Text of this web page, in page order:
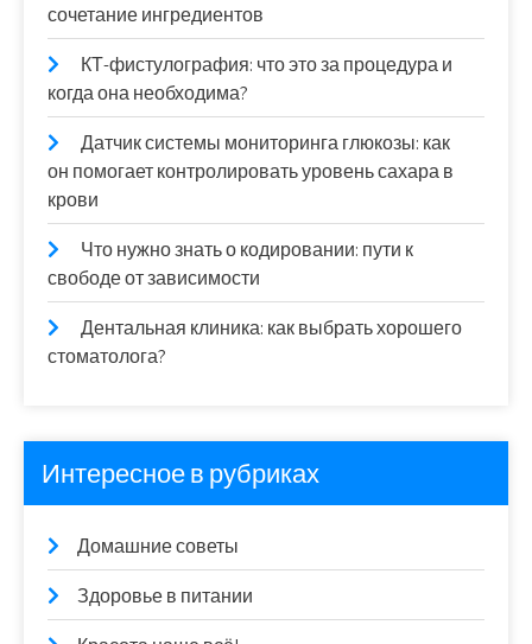
сочетание ингредиентов
КТ-фистулография: что это за процедура и
когда она необходима?
Датчик системы мониторинга глюкозы: как
он помогает контролировать уровень сахара в
крови
Что нужно знать о кодировании: пути к
свободе от зависимости
Дентальная клиника: как выбрать хорошего
стоматолога?
Интересное в рубриках
Домашние советы
Здоровье в питании